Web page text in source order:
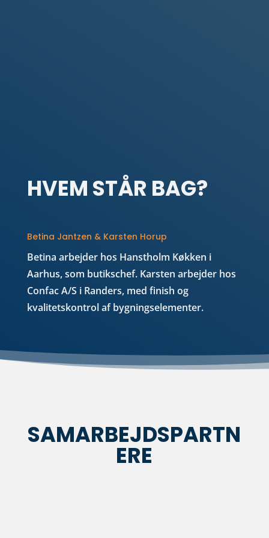
HVEM STÅR BAG?
Betina Jantzen & Karsten Horup
Betina arbejder hos Hanstholm Køkken i
Aarhus, som butikschef. Karsten arbejder hos
Confac A/S i Randers, med finish og
kvalitetskontrol af bygningselementer.
SAMARBEJDSPARTN
ERE